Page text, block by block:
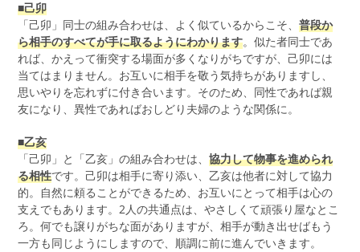
■己卯
「己卯」同士の組み合わせは、よく似ているからこそ、普段か
ら相手のすべてが手に取るようにわかります。似た者同士であ
れば、かえって衝突する場面が多くなりがちですが、己卯には
当てはまりません。お互いに相手を敬う気持ちがありますし、
思いやりを忘れずに付き合います。そのため、同性であれば親
友になり、異性であればおしどり夫婦のような関係に。
■乙亥
「己卯」と「乙亥」の組み合わせは、協力して物事を進められ
る相性です。己卯は相手に寄り添い、乙亥は他者に対して協力
的。自然に頼ることができるため、お互いにとって相手は心の
支えでもあります。2人の共通点は、やさしくて頑張り屋なとこ
ろ。何でも譲りがちな面がありますが、相手が動き出せばもう
一方も同じようにしますので、順調に前に進んでいきます。